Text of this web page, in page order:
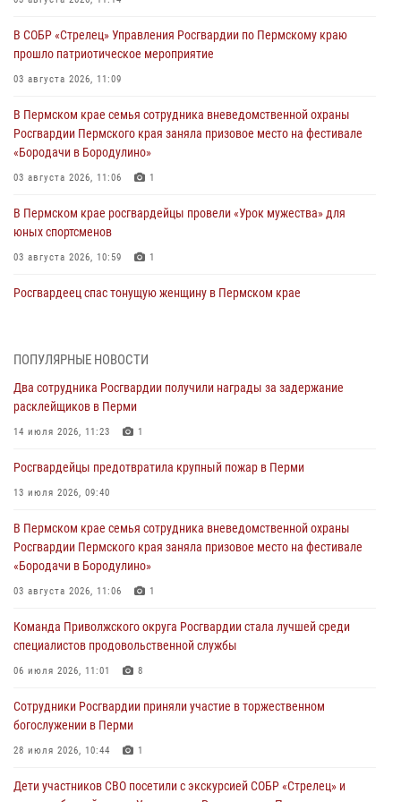
В СОБР «Стрелец» Управления Росгвардии по Пермскому краю
прошло патриотическое мероприятие
03 августа 2026, 11:09
В Пермском крае семья сотрудника вневедомственной охраны
Росгвардии Пермского края заняла призовое место на фестивале
«Бородачи в Бородулино»
03 августа 2026, 11:06 1
В Пермском крае росгвардейцы провели «Урок мужества» для
юных спортсменов
03 августа 2026, 10:59 1
Росгвардеец спас тонущую женщину в Пермском крае
Сотрудники Росгвардии приняли участие в торжественном
28 июля 2026, 10:44 1
Росгвардейцы оказали силовую поддержку при задержании
28 июля 2026, 06:15
ведомственной акции «Каникулы с Росгвардией»
24 июля 2026, 08:45
Юные защитники порядка: росгвардейцы провели день в клубе
24 июля 2026, 08:43
ПОПУЛЯРНЫЕ НОВОСТИ
Два сотрудника Росгвардии получили награды за задержание
расклейщиков в Перми
14 июля 2026, 11:23 1
Росгвардейцы предотвратила крупный пожар в Перми
13 июля 2026, 09:40
В Пермском крае семья сотрудника вневедомственной охраны
Росгвардии Пермского края заняла призовое место на фестивале
«Бородачи в Бородулино»
03 августа 2026, 11:06 1
Команда Приволжского округа Росгвардии стала лучшей среди
специалистов продовольственной службы
06 июля 2026, 11:01 8
Сотрудники Росгвардии приняли участие в торжественном
богослужении в Перми
28 июля 2026, 10:44 1
Дети участников СВО посетили с экскурсией СОБР «Стрелец» и